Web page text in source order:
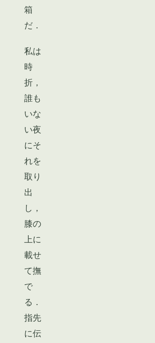
箱
だ．
私は
時
折，
誰も
いな
い夜
にそ
れを
取り
出
し，
膝の
上に
載せ
て撫
で
る．
指先
に伝